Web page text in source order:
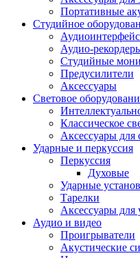
Портативные
Студийное
Аудио-
Студийные
Предусилители
Аксессуары
Световое
Классическое
Аксессуары для
Ударные и перкуссия
Перкуссия
Духовые
Ударные
Тарелки
Аксессуары для
Аудио и видео
Проигрыватели
Акустические